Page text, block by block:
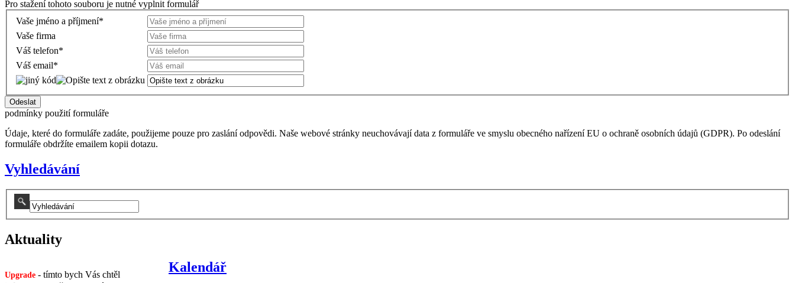
Pro stažení tohoto souboru je nutné vyplnit formulář
Vaše jméno a příjmení*
Vaše firma
Váš telefon*
Váš email*
podmínky použití formuláře
Údaje, které do formuláře zadáte, použijeme pouze pro zaslání odpovědi. Naše webové stránky neuchovávají data z formuláře ve smyslu obecného nařízení EU o ochraně osobních údajů (GDPR). Po odeslání
formuláře obdržíte emailem kopii dotazu.
Vyhledávání
Aktuality
Upgrade - tímto bych Vás chtěl
Kalendář